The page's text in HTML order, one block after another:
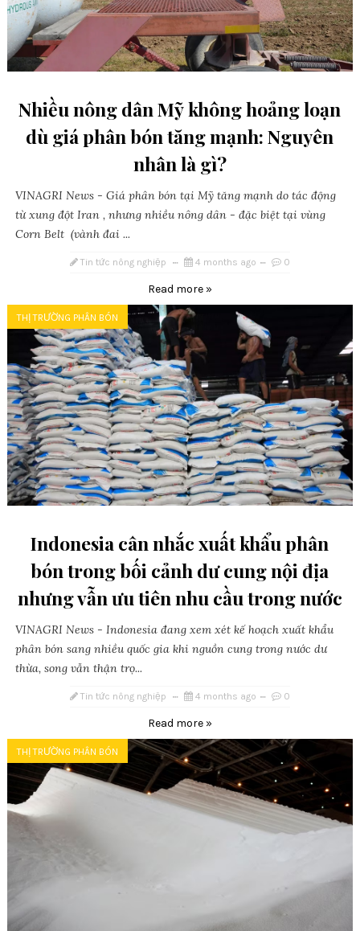
Nhiều nông dân Mỹ không hoảng loạn
dù giá phân bón tăng mạnh: Nguyên
nhân là gì?
VINAGRI News - Giá phân bón tại Mỹ tăng mạnh do tác động
từ xung đột Iran , nhưng nhiều nông dân - đặc biệt tại vùng
Corn Belt (vành đai ...
Tin tức nông nghiệp 4 months ago 0
Read more »
THỊ TRƯỜNG PHÂN BÓN
Indonesia cân nhắc xuất khẩu phân
bón trong bối cảnh dư cung nội địa
nhưng vẫn ưu tiên nhu cầu trong nước
VINAGRI News - Indonesia đang xem xét kế hoạch xuất khẩu
phân bón sang nhiều quốc gia khi nguồn cung trong nước dư
thừa, song vẫn thận trọ...
Tin tức nông nghiệp 4 months ago 0
Read more »
THỊ TRƯỜNG PHÂN BÓN